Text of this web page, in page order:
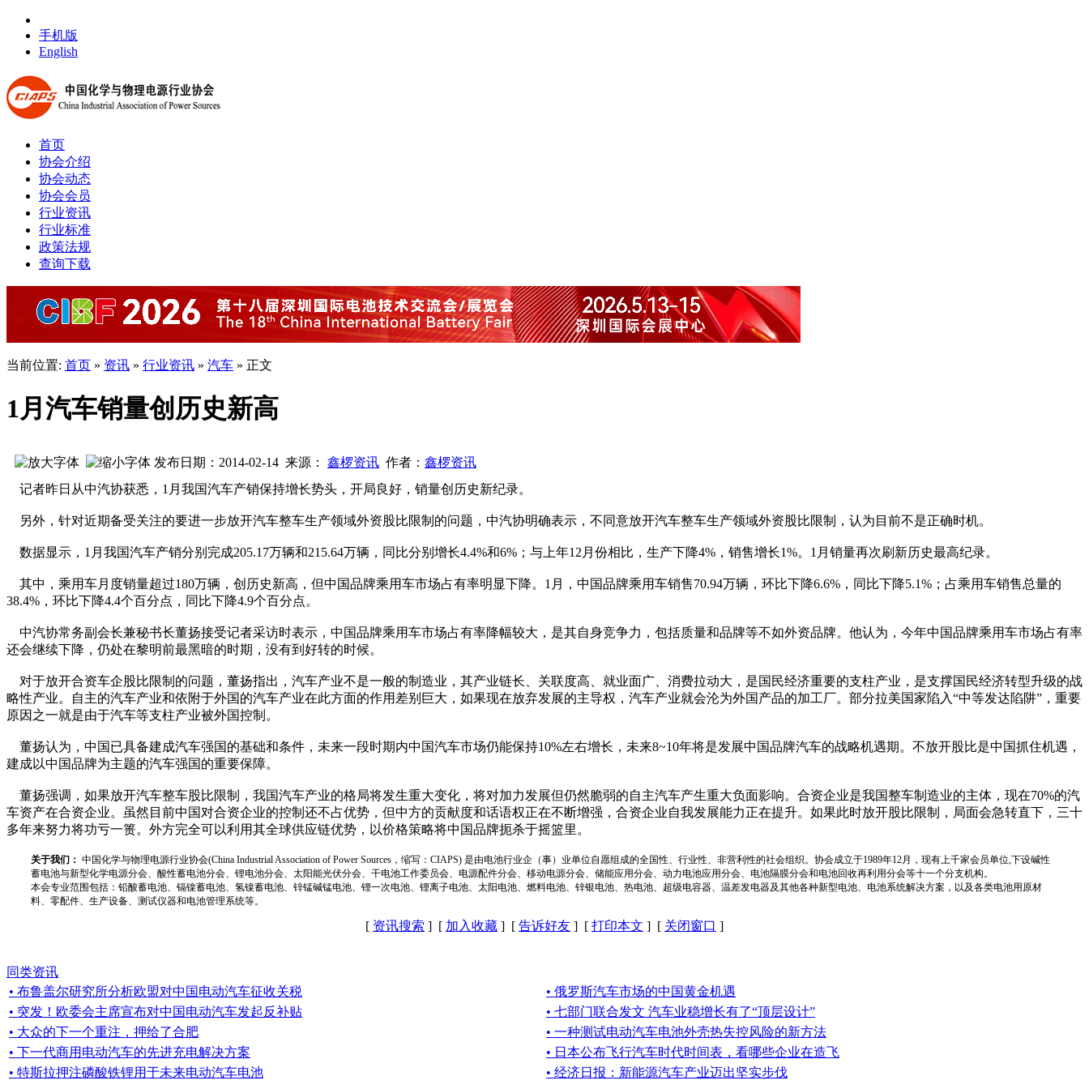
手机版
English
首页
协会介绍
协会动态
协会会员
行业资讯
行业标准
政策法规
查询下载
当前位置: 首页 » 资讯 » 行业资讯 » 汽车 » 正文
1月汽车销量创历史新高
发布日期：2014-02-14 来源： 鑫椤资讯 作者： 鑫椤资讯
记者昨日从中汽协获悉，1月我国汽车产销保持增长势头，开局良好，销量创历史新纪录。
另外，针对近期备受关注的要进一步放开汽车整车生产领域外资股比限制的问题，中汽协明确表示，不同意放开汽车整车生产领域外资股比限制，认为目前不是正确时机。
数据显示，1月我国汽车产销分别完成205.17万辆和215.64万辆，同比分别增长4.4%和6%；与上年12月份相比，生产下降4%，销售增长1%。1月销量再次刷新历史最高纪录。
其中，乘用车月度销量超过180万辆，创历史新高，但中国品牌乘用车市场占有率明显下降。1月，中国品牌乘用车销售70.94万辆，环比下降6.6%，同比下降5.1%；占乘用车销售总量的
38.4%，环比下降4.4个百分点，同比下降4.9个百分点。
中汽协常务副会长兼秘书长董扬接受记者采访时表示，中国品牌乘用车市场占有率降幅较大，是其自身竞争力，包括质量和品牌等不如外资品牌。他认为，今年中国品牌乘用车市场占有率
还会继续下降，仍处在黎明前最黑暗的时期，没有到好转的时候。
对于放开合资车企股比限制的问题，董扬指出，汽车产业不是一般的制造业，其产业链长、关联度高、就业面广、消费拉动大，是国民经济重要的支柱产业，是支撑国民经济转型升级的战
略性产业。自主的汽车产业和依附于外国的汽车产业在此方面的作用差别巨大，如果现在放弃发展的主导权，汽车产业就会沦为外国产品的加工厂。部分拉美国家陷入“中等发达陷阱”，重要
原因之一就是由于汽车等支柱产业被外国控制。
董扬认为，中国已具备建成汽车强国的基础和条件，未来一段时期内中国汽车市场仍能保持10%左右增长，未来8~10年将是发展中国品牌汽车的战略机遇期。不放开股比是中国抓住机遇，
建成以中国品牌为主题的汽车强国的重要保障。
董扬强调，如果放开汽车整车股比限制，我国汽车产业的格局将发生重大变化，将对加力发展但仍然脆弱的自主汽车产生重大负面影响。合资企业是我国整车制造业的主体，现在70%的汽
车资产在合资企业。虽然目前中国对合资企业的控制还不占优势，但中方的贡献度和话语权正在不断增强，合资企业自我发展能力正在提升。如果此时放开股比限制，局面会急转直下，三十
多年来努力将功亏一篑。外方完全可以利用其全球供应链优势，以价格策略将中国品牌扼杀于摇篮里。
关于我们： 中国化学与物理电源行业协会(China Industrial Association of Power Sources，缩写：CIAPS) 是由电池行业企（事）业单位自愿组成的全国性、行业性、非营利性的社会组织。协会成立于1989年12月，现有上千家会员单位,下设碱性
蓄电池与新型化学电源分会、酸性蓄电池分会、锂电池分会、太阳能光伏分会、干电池工作委员会、电源配件分会、移动电源分会、储能应用分会、动力电池应用分会、电池隔膜分会和电池回收再利用分会等十一个分支机构。
本会专业范围包括：铅酸蓄电池、镉镍蓄电池、氢镍蓄电池、锌锰碱锰电池、锂一次电池、锂离子电池、太阳电池、燃料电池、锌银电池、热电池、超级电容器、温差发电器及其他各种新型电池、电池系统解决方案，以及各类电池用原材
料、零配件、生产设备、测试仪器和电池管理系统等。
[ 资讯搜索 ] [ 加入收藏 ] [ 告诉好友 ] [ 打印本文 ] [ 关闭窗口 ]
同类资讯
• 布鲁盖尔研究所分析欧盟对中国电动汽车征收关税
• 俄罗斯汽车市场的中国黄金机遇
• 突发！欧委会主席宣布对中国电动汽车发起反补贴
• 七部门联合发文 汽车业稳增长有了“顶层设计”
• 大众的下一个重注，押给了合肥
• 一种测试电动汽车电池外壳热失控风险的新方法
• 下一代商用电动汽车的先进充电解决方案
• 日本公布飞行汽车时代时间表，看哪些企业在造飞
• 特斯拉押注磷酸铁锂用于未来电动汽车电池
• 经济日报：新能源汽车产业迈出坚实步伐